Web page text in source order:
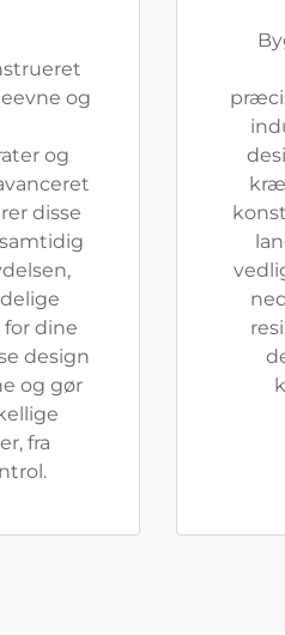
og
og
disse
dine
design
og gør
fra